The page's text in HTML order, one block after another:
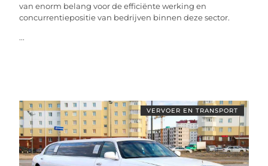
van enorm belang voor de efficiënte werking en
concurrentiepositie van bedrijven binnen deze sector.
...
VERVOER EN TRANSPORT